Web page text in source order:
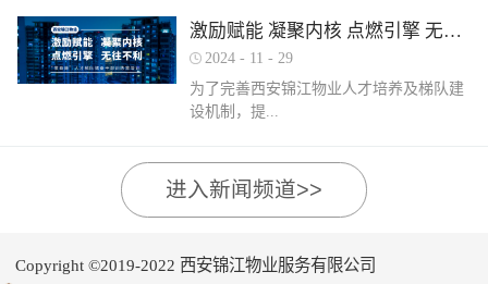
下的重要知识点串讲和一轮轮的复习备
考，比赛中，选手们沉着冷静，基本发挥
出了各自领域应有的实力。最终，三个工
种共计取得了二等奖1名，三等奖3名，优
的问题及知识盲区，公司人力行政部及品
质部快速反应，第一时间组织各工种开展
内部专项培训，进行系统化的梳理和总
经验和答题技巧进行转化分享，对标竞赛
充电，切勿长时间充电，勿飞线充电。汽
车内严禁放置打火机、罐装喷剂、香水、
移动电源等易燃易爆物品，定期检测更换
车载灭火器，定期对车辆维护保养。不要
躺在床上、沙发上吸烟，烟头要及时放到
可燃物品。 使用电蚊香时应注意用电安
全，用完及时断开电源，防止因长期通电
“干烧”引发火灾。在发热的电蚊拍附近不
露水后不要立即靠近明火、也不要在高温
获“全市技能竞赛优秀组织奖”西安锦江物
业曹林、张小刚、郭小龙荣获技能竞赛“一
等奖”西安锦江物业张国刚、谷展荣获技能
竞赛“二等奖”西安锦江物业惠张瑜、张盼
兵、潘保民、毛亚、李强、贺鑫磊、李国
刚、岳程妮等人分别荣获技能竞赛“优秀
奖”。在这个追求卓越服务的时代，西安锦
升整个团队的专业水平和服务质量，西安
陕西省物业管理协会“优秀项目经理”称
号。岁末回首，总结成绩，表彰优秀，
会召开盛会，表彰这一年在物业管理行业
的广阔舞台上绽放出熠熠光辉的精英
1A期 项目经理 齐瑞高江、齐瑞是西安锦
江物业诸多优秀项目经理的缩影，他们代
表着西安锦江物业团结奋进、诚信奉献、
奖是荣誉也是动力，西安锦江物业将以他
们作为榜样领航，激励全体员工砥砺奋
激励赋能 凝聚内核 点燃引擎 无往不利
2024 - 11 - 29
为了完善西安锦江物业人才培养及梯队建
设机制，提...
高物业服务水平和服务质量，有目的、有
计划的进行人才储备及培育，大力培养核
江物业组织开展以“激励赋能 凝聚内核 点
进入新闻频道>>
Copyright ©2019-2022 西安锦江物业服务有限公司